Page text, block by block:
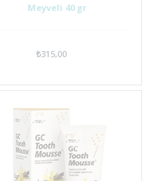
Meyveli 40 gr
₺315,00